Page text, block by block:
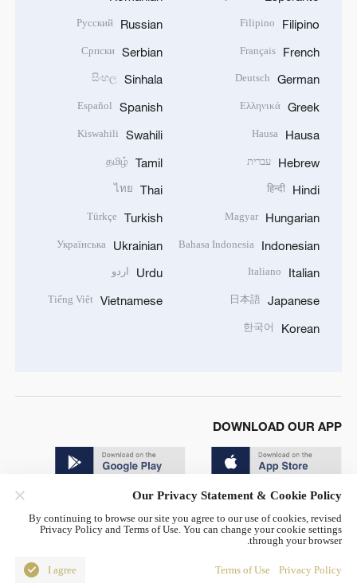
Filipino
Filipino
French
Français
German
Deutsch
Greek
Ελληνικά
Hausa
Hausa
Hebrew עברית
Hindi
हिन्दी
Hungarian
Magyar
Indonesian
Bahasa Indonesia
Italian
Italiano
Japanese
日本語
Korean
한국어
Russian
Русский
Serbian
Српски
Sinhala
සිංහල
Spanish
Español
Swahili
Kiswahili
Tamil
தமிழ்
Thai
ไทย
Turkish
Türkçe
Ukrainian
Українська
Urdu اردو
Vietnamese
Tiếng Việt
DOWNLOAD OUR APP
© China Radio International.CRI. All Rights Reserved. 16A
Our Privacy Statement & Cookie Policy
By continuing to browse our site you agree to our use of cookies, revised
Privacy Policy and Terms of Use. You can change your cookie settings
through your browser.
Privacy Policy
Terms of Use
I agree